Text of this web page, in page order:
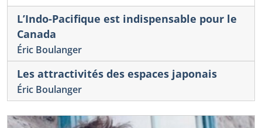
L’Indo-Pacifique est indispensable pour le
Canada
Éric Boulanger
Les attractivités des espaces japonais
Éric Boulanger